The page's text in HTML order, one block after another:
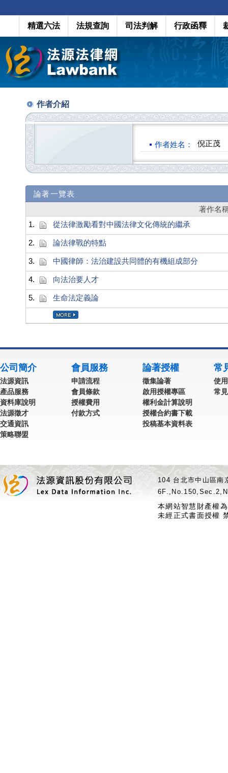
精選六法 法規查詢 司法判解 行政函釋
作者介紹
作者姓名： 倪正茂
論著一覽表
著作名
1.
從法律激勵看對中國法律文化傳統的繼承
2. 論法律戰的特點
3. 中國律師：法治建設共同體的有機組成部分
4. 向法治要人才
5. 生命法定義論
公司簡介
法源資訊
產品服務
資料庫說明
法源徵才
交通資訊
策略聯盟
會員服務
申請流程
會員條款
授權費用
付款方式
論著授權
徵集論著
啟用授權專區
權利金計算說明
授權合約書下載
投稿基本資料表
常
使
常
104 台北市中山區
本網站智慧財產權
未經正式書面授權